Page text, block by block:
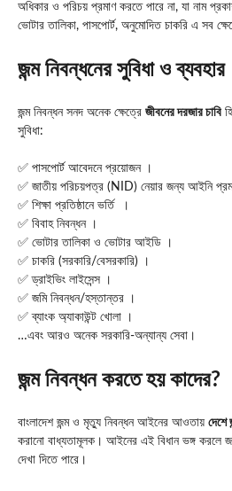
অধিকার ও পরিচয় প্রমাণ করতে পারে না, যা নাম
ভোটার তালিকা, পাসপোর্ট, অনুমোদিত চাকরি এ সব
জন্ম নিবন্ধনের সুবিধা ও ব্যবহার
জন্ম নিবন্ধন সনদ অনেক ক্ষেত্রে জীবনের দরজার চাবি
সুবিধা:
✅ পাসপোর্ট আবেদনে প্রয়োজন ।
✅ জাতীয় পরিচয়পত্র (NID) নেয়ার জন্য আইনি
✅ শিক্ষা প্রতিষ্ঠানে ভর্তি ।
✅ বিবাহ নিবন্ধন ।
✅ ভোটার তালিকা ও ভোটার আইডি ।
✅ চাকরি (সরকারি/বেসরকারি) ।
✅ ড্রাইভিং লাইসেন্স ।
✅ জমি নিবন্ধন/হস্তান্তর ।
✅ ব্যাংক অ্যাকাউন্ট খোলা ।
…এবং আরও অনেক সরকারি-অন্যান্য সেবা।
জন্ম নিবন্ধন করতে হয় কাদের?
বাংলাদেশ জন্ম ও মৃত্যু নিবন্ধন আইনের আওতায় দেশে
করানো বাধ্যতামূলক। আইনের এই বিধান ভঙ্গ করলে
দেখা দিতে পারে।